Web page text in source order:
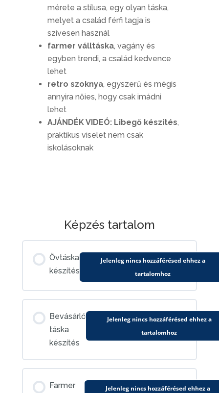
mérete a stílusa, egy olyan táska,
melyet a család férfi tagja is
szívesen használ
farmer válltáska, vagány és
egyben trendi, a család kedvence
lehet
retro szoknya, egyszerű és mégis
annyira nőies, hogy csak imádni
lehet
AJÁNDÉK VIDEÓ: Libegő készítés,
praktikus viselet nem csak
iskolásoknak
Képzés tartalom
Övtáska
készítés
Jelenleg nincs hozzáférésed ehhez a
tartalomhoz
Bevásárló
táska
készítés
Jelenleg nincs hozzáférésed ehhez a
tartalomhoz
Farmer
Jelenleg nincs hozzáférésed ehhez a